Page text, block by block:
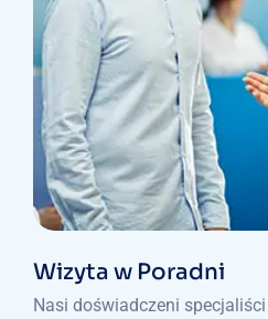
Wizyta w Poradni
Nasi doświadczeni